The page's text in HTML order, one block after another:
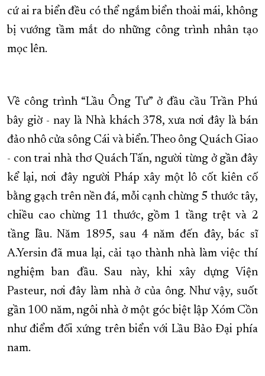
cứ ai ra biển đều có thể ngắm biển thoải mái, không
bị vướng tầm mắt do những công trình nhân tạo
mọc lên.
Về công trình “Lầu Ông Tư” ở đầu cầu Trần Phú
bây giờ - nay là Nhà khách 378, xưa nơi đây là bán
đảo nhô cửa sông Cái và biển. Theo ông Quách Giao
- con trai nhà thơ Quách Tấn, người từng ở gần đây
kể lại, nơi đây người Pháp xây một lô cốt kiên cố
bằng gạch trên nền đá, mỗi cạnh chừng 5 thước tây,
chiều cao chừng 11 thước, gồm 1 tầng trệt và 2
tầng lầu. Năm 1895, sau 4 năm đến đây, bác sĩ
A.Yersin đã mua lại, cải tạo thành nhà làm việc thí
nghiệm ban đầu. Sau này, khi xây dựng Viện
Pasteur, nơi đây làm nhà ở của ông. Như vậy, suốt
gần 100 năm, ngôi nhà ở một góc biệt lập Xóm Cồn
như điểm đối xứng trên biển với Lầu Bảo Đại phía
nam.